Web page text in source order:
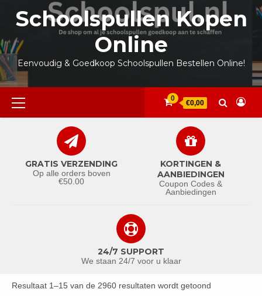
inhoud
Schoolspullen Kopen
Online
Eenvoudig & Goedkoop Schoolspullen Bestellen Online!
Primair
menu
0
€0,00
GRATIS VERZENDING
Op alle orders boven
€50.00
KORTINGEN &
AANBIEDINGEN
Coupon Codes &
Aanbiedingen
24/7 SUPPORT
We staan 24/7 voor u klaar
Resultaat 1–15 van de 2960 resultaten wordt getoond